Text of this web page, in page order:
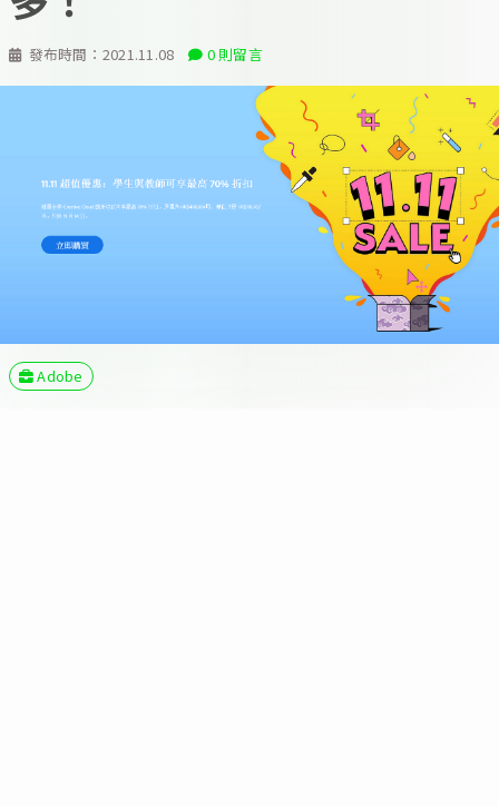
發布時間： 2021.11.08 0 則留言
Adobe